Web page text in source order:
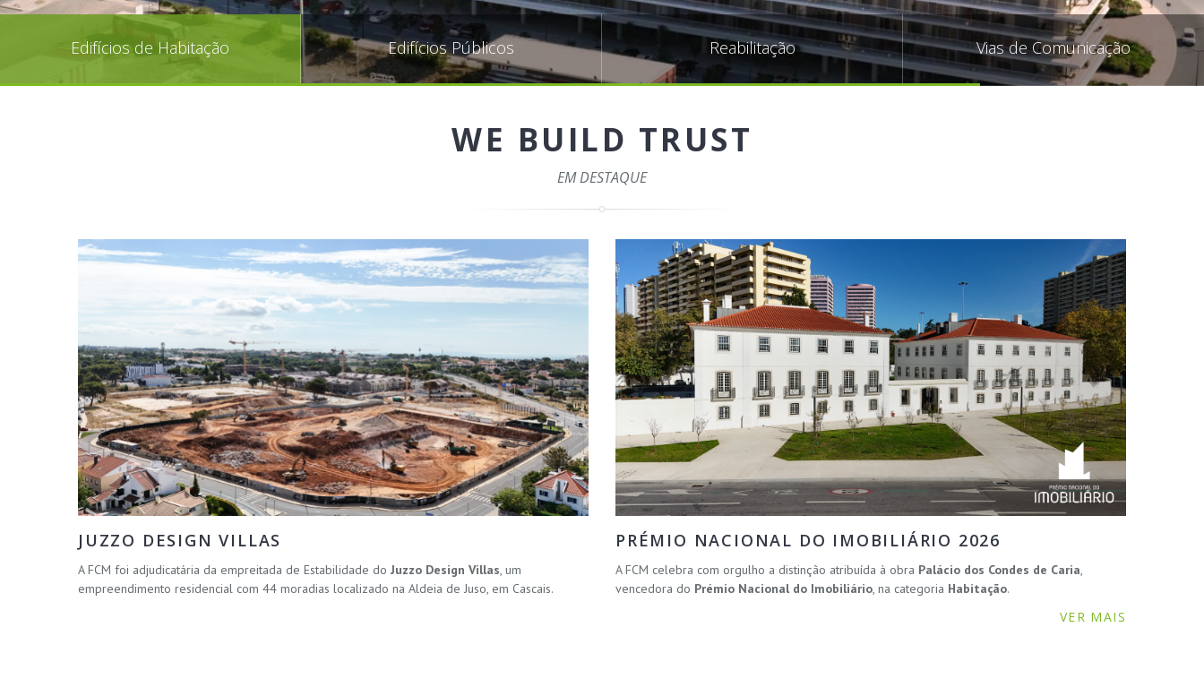
Edifícios de Habitação Edifícios Públicos Reabilitação Vias de Comunicação
WE BUILD TRUST
EM DESTAQUE
JUZZO DESIGN VILLAS
A FCM foi adjudicatária da empreitada de Estabilidade do Juzzo Design Villas, um
empreendimento residencial com 44 moradias localizado na Aldeia de Juso, em Cascais.
PRÉMIO NACIONAL DO IMOBILIÁRIO 2026
A FCM celebra com orgulho a distinção atribuída à obra Palácio dos Condes de Caria,
vencedora do Prémio Nacional do Imobiliário, na categoria Habitação.
VER MAIS